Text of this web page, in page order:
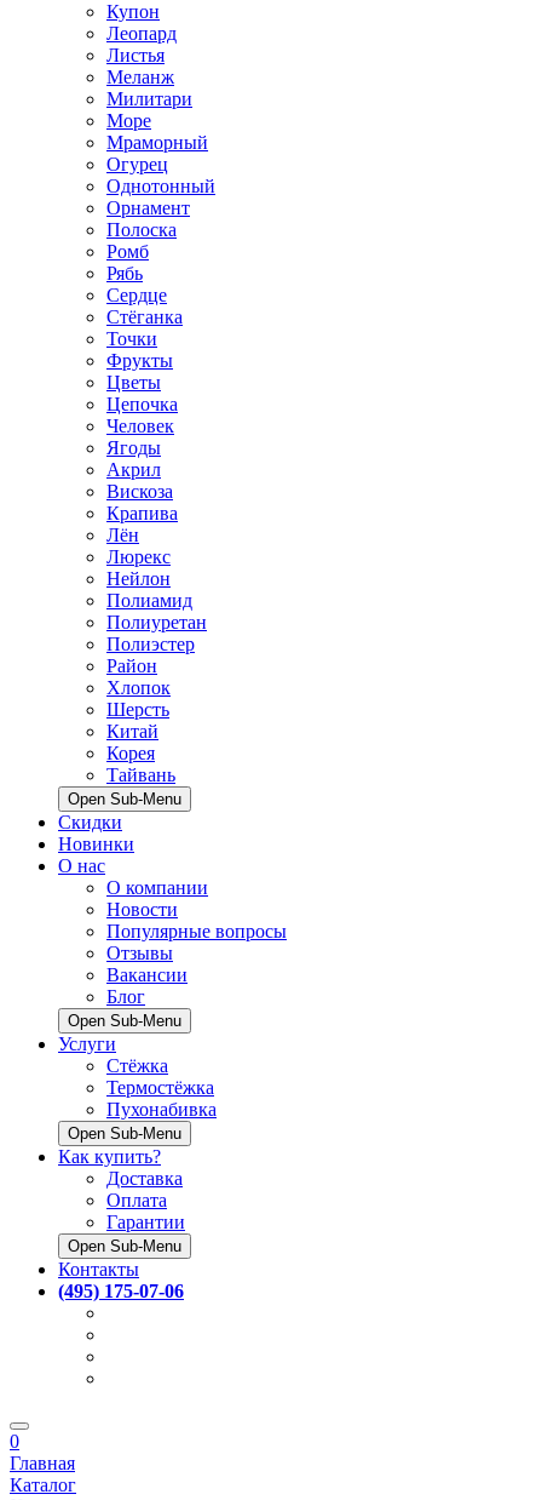
Купон
Леопард
Листья
Меланж
Милитари
Море
Мраморный
Огурец
Однотонный
Орнамент
Полоска
Ромб
Рябь
Сердце
Стёганка
Точки
Фрукты
Цветы
Цепочка
Человек
Ягоды
Акрил
Вискоза
Крапива
Лён
Люрекс
Нейлон
Полиамид
Полиуретан
Полиэстер
Район
Хлопок
Шерсть
Китай
Корея
Тайвань
Open Sub-Menu
Скидки
Новинки
О нас
О компании
Новости
Популярные вопросы
Отзывы
Вакансии
Блог
Open Sub-Menu
Услуги
Стёжка
Термостёжка
Пухонабивка
Open Sub-Menu
Как купить?
Доставка
Оплата
Гарантии
Open Sub-Menu
Контакты
(495) 175-07-06
0
Главная
Каталог